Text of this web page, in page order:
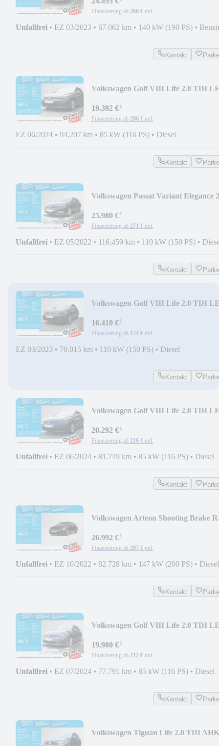
Finanzierung ab 260 € mtl.
Unfallfrei • EZ 03/2023 • 67.062 km • 140 kW (190 PS) •
Kontakt
Volkswagen Golf VIII Life 2.0 TDI
19.392 €¹
Finanzierung ab 206 € mtl.
EZ 06/2024 • 94.207 km • 85 kW (116 PS) • Diesel
Kontakt
Volkswagen Passat Variant Elegance
25.980 €¹
Finanzierung ab 271 € mtl.
Unfallfrei • EZ 05/2022 • 116.459 km • 110 kW (150 PS) •
Kontakt
Volkswagen Golf VIII Life 2.0 TDI
16.410 €¹
Finanzierung ab 174 € mtl.
EZ 03/2023 • 70.015 km • 110 kW (150 PS) • Diesel
Kontakt
Volkswagen Golf VIII Life 2.0 TDI
20.292 €¹
Finanzierung ab 216 € mtl.
Unfallfrei • EZ 06/2024 • 81.719 km • 85 kW (116 PS) • Diesel
Kontakt
Volkswagen Arteon Shooting Brake
26.992 €¹
Finanzierung ab 287 € mtl.
Unfallfrei • EZ 10/2022 • 82.728 km • 147 kW (200 PS) • Diesel
Kontakt
Volkswagen Golf VIII Life 2.0 TDI
19.980 €¹
Finanzierung ab 212 € mtl.
Unfallfrei • EZ 07/2024 • 77.791 km • 85 kW (116 PS) • Diesel
Kontakt
Volkswagen Tiguan Life 2.0 TDI AHK